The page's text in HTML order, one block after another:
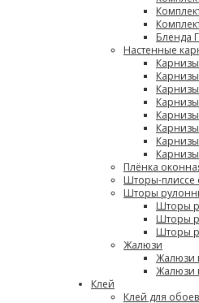
Бленда
Настенные
Плёнка
Шторы-плиссе
Шторы
Шторы
Шторы
Шторы
Жалюзи
Жалюзи
Жалюзи
Клей
Клей для обоев